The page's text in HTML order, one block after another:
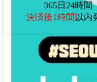
365日24時間
決済後1時間 以内